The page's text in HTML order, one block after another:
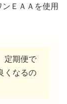
ＥＡＡを使用
定期便で
くなるの